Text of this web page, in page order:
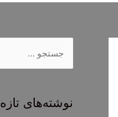
جنوشته‌های تازه